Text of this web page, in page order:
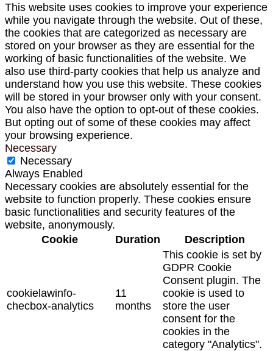
This website uses cookies to improve your experience
while you navigate through the website. Out of these,
the cookies that are categorized as necessary are
stored on your browser as they are essential for the
working of basic functionalities of the website. We
also use third-party cookies that help us analyze and
understand how you use this website. These cookies
will be stored in your browser only with your consent.
You also have the option to opt-out of these cookies.
But opting out of some of these cookies may affect
your browsing experience.
Necessary
Necessary
Always Enabled
Necessary cookies are absolutely essential for the
website to function properly. These cookies ensure
basic functionalities and security features of the
website, anonymously.
Cookie
Duration Description
cookielawinfo-
checbox-analytics
11
months
This cookie is set by
GDPR Cookie
Consent plugin. The
cookie is used to
store the user
consent for the
cookies in the
category "Analytics".